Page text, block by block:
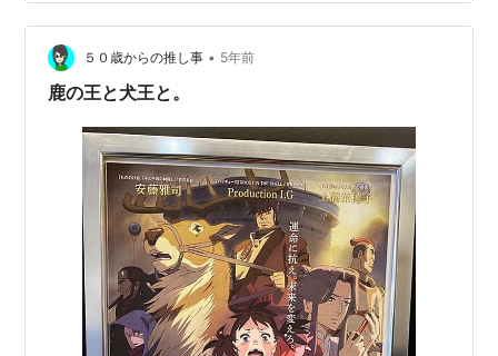
５０歳からの推し事 • 5年前
鹿の王と犬王と。